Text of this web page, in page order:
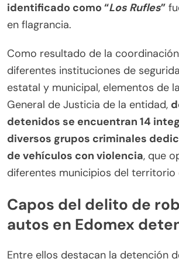
identificado como “Los Rufles”
en flagrancia.
Como resultado de la
diferentes instituciones de
estatal y municipal, elementos de
General de Justicia de la entidad,
detenidos se encuentran 14
diversos grupos criminales
de vehículos con violencia, que
diferentes municipios del territorio
Capos del delito de
autos en Edomex
Entre ellos destacan la detención